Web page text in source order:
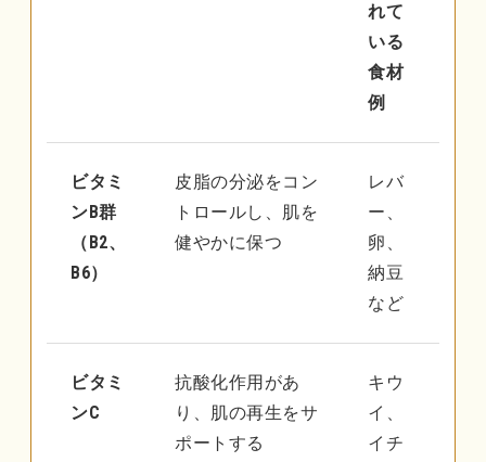
れて
いる
食材
例
ビタミ
ンB群
（B2、
B6）
皮脂の分泌をコン
トロールし、肌を
健やかに保つ
レバ
ー、
卵、
納豆
など
ビタミ
ンC
抗酸化作用があ
り、肌の再生をサ
ポートする
キウ
イ、
イチ